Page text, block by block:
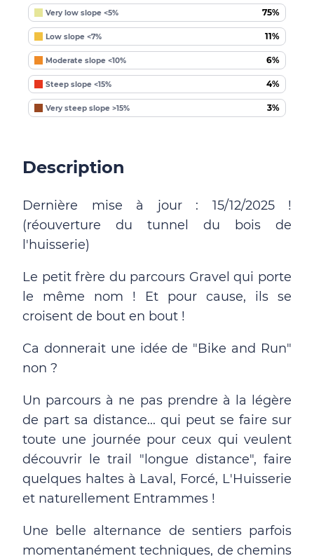
Very low slope <5% 75%
Low slope <7% 11%
Moderate slope <10% 6%
Steep slope <15% 4%
Very steep slope >15% 3%
Description
Dernière mise à jour : 15/12/2025 !
(réouverture du tunnel du bois de
l'huisserie)
Le petit frère du parcours Gravel qui porte
le même nom ! Et pour cause, ils se
croisent de bout en bout !
Ca donnerait une idée de "Bike and Run"
non ?
Un parcours à ne pas prendre à la légère
de part sa distance... qui peut se faire sur
toute une journée pour ceux qui veulent
découvrir le trail "longue distance", faire
quelques haltes à Laval, Forcé, L'Huisserie
et naturellement Entrammes !
Une belle alternance de sentiers parfois
momentanément techniques, de chemins